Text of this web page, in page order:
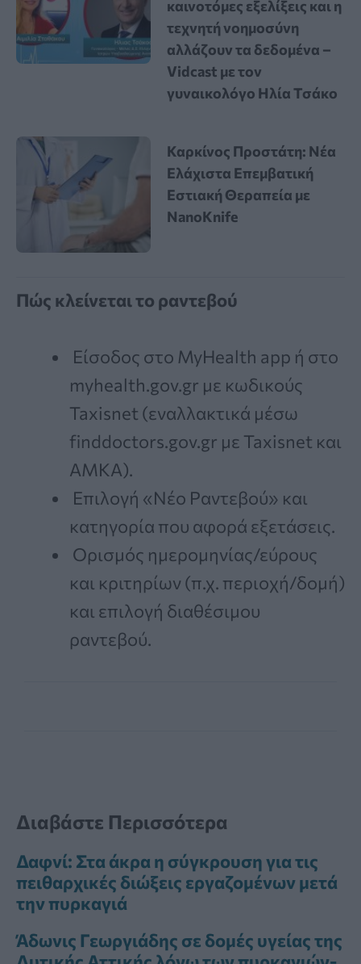
καινοτόμες εξελίξεις και η
τεχνητή νοημοσύνη
αλλάζουν τα δεδομένα –
Vidcast με τον
γυναικολόγο Ηλία Τσάκο
Καρκίνος Προστάτη: Νέα
Ελάχιστα Επεμβατική
Εστιακή Θεραπεία με
NanoKnife
Πώς κλείνεται το ραντεβού
Είσοδος στο MyHealth app ή στο
myhealth.gov.gr με κωδικούς
Taxisnet (εναλλακτικά μέσω
finddoctors.gov.gr με Taxisnet και
ΑΜΚΑ).
Επιλογή «Νέο Ραντεβού» και
κατηγορία που αφορά εξετάσεις.
Ορισμός ημερομηνίας/εύρους
και κριτηρίων (π.χ. περιοχή/δομή)
και επιλογή διαθέσιμου
ραντεβού.
Διαβάστε Περισσότερα
Δαφνί: Στα άκρα η σύγκρουση για τις
πειθαρχικές διώξεις εργαζομένων μετά
την πυρκαγιά
Άδωνις Γεωργιάδης σε δομές υγείας της